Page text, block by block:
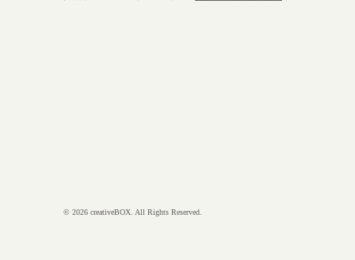
© 2026 creativeBOX. All Rights Reserved.